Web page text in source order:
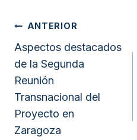
Navegación
de
entradas
ANTERIOR
Aspectos destacados
de la Segunda
Reunión
Transnacional del
Proyecto en
Zaragoza